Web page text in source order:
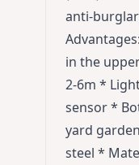
anti-
in the
2-6m *
sensor *
yard
steel *